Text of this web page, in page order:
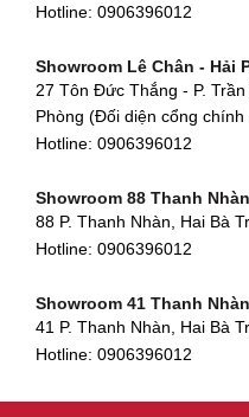
90 Đ. Cộng Hòa, Phường 4,
Hotline:0906396012
Showroom Cẩm Lệ - Đà
Hotline:0906396012
Showroom Huế
54 Hùng Vương, Phú Hội,
Showroom Hà Tĩnh
82 Quang Trung, Thạch
Showroom Quy Nhơn -
956 Trần Hưng Đạo, P,
Hotline: 0906396012
Showroom Lê Chân - Hải
27 Tôn Đức Thắng - P.
Phòng (Đối diện cổng
Hotline: 0906396012
Showroom 88 Thanh
88 P. Thanh Nhàn, Hai Bà
Hotline: 0906396012
Showroom 41 Thanh
41 P. Thanh Nhàn, Hai Bà
Hotline: 0906396012